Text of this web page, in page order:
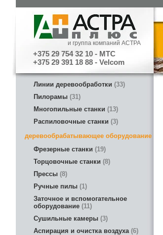
и группа компаний АСТРА
+375 29 754 32 10 - МТС
+375 29 391 18 88 - Velcom
Линии деревообработки 33
Пилорамы 31
Многопильные станки
13
Распиловочные станки 3
деревообрабатывающее оборудование
Фрезерные станки
19
Торцовочные станки 8
Прессы 8
Ручные пилы 1
Заточное и вспомогательное
оборудование 11
Сушильные камеры 3
Аспирация и очистка воздуха 6